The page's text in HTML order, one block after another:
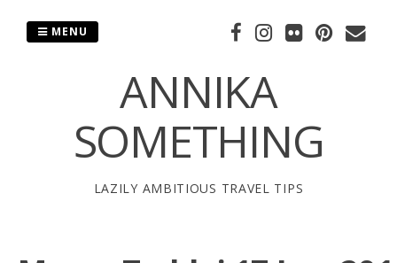
ANNIKA
SOMETHING
LAZILY AMBITIOUS TRAVEL TIPS
MENU